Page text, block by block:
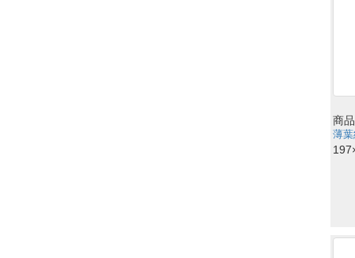
商
薄